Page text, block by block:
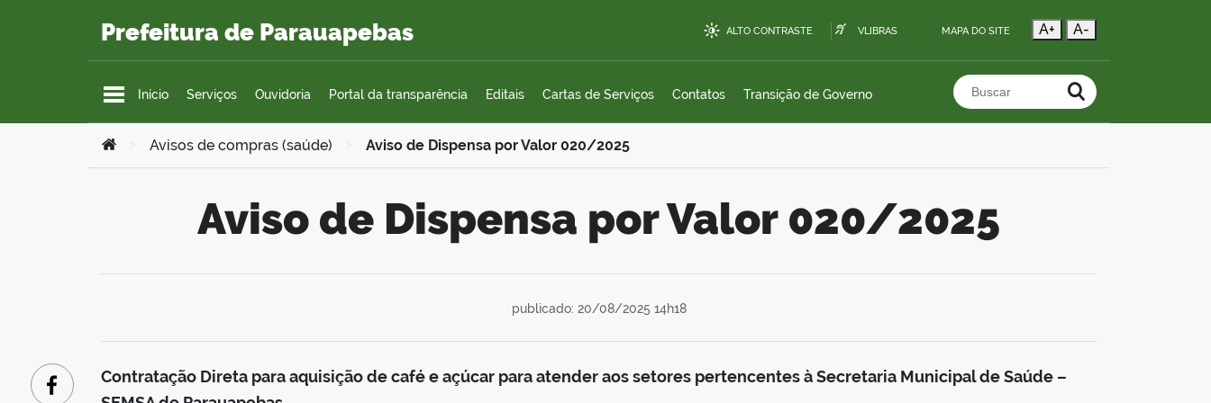
Prefeitura de Parauapebas ALTO CONTRASTE VLIBRAS MAPA DO SITE A+ A-
Início Serviços Ouvidoria Portal da transparência Editais Cartas de Serviços Contatos Transição de Governo Buscar no portal
Você está aqui:
Avisos de compras (saúde) Aviso de Dispensa por Valor 020/2025
Aviso de Dispensa por Valor 020/2025
publicado: 20/08/2025 14h18
Contratação Direta para aquisição de café e açúcar para atender aos setores pertencentes à Secretaria Municipal de Saúde –
Facebook